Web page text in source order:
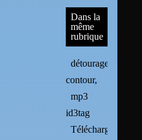
Dans la
même
rubrique
détourage,
contour,
mp3
id3tag
Téléchargement